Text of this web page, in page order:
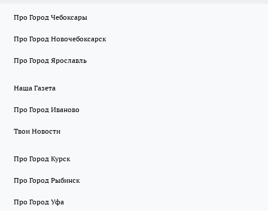
Про Город Чебоксары
Про Город Новочебоксарск
Про Город Ярославль
Наша Газета
Про Город Иваново
Твои Новости
Про Город Курск
Про Город Рыбинск
Про Город Уфа